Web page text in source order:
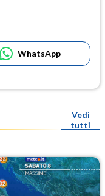
WhatsApp
Vedi
tutti